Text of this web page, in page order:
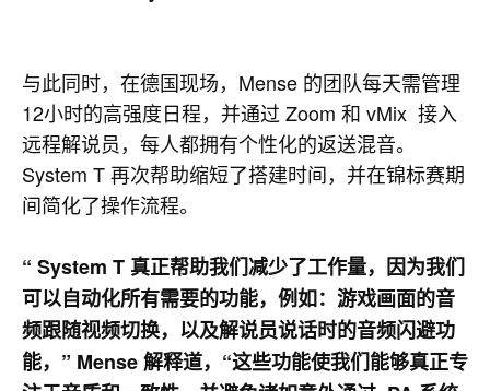
与此同时，在德国现场，Mense 的团队每天需管理
12小时的高强度日程，并通过 Zoom 和 vMix 接入
远程解说员，每人都拥有个性化的返送混音。
System T 再次帮助缩短了搭建时间，并在锦标赛期
间简化了操作流程。
“ System T 真正帮助我们减少了工作量，因为我们
可以自动化所有需要的功能，例如：游戏画面的音
频跟随视频切换，以及解说员说话时的音频闪避功
能，” Mense 解释道，“这些功能使我们能够真正专